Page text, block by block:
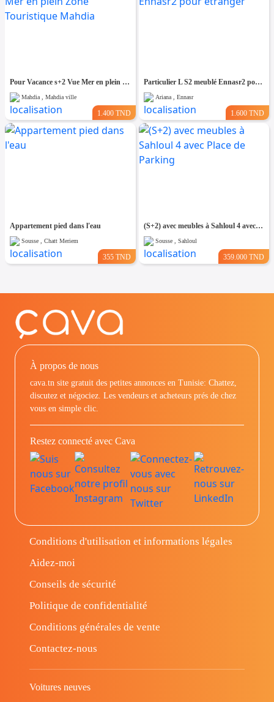
Pour Vacance s+2 Vue Mer en plein Zone Touristique Mahdia
Mahdia , Mahdia ville
1.400 TND
Particulier L S2 meublé Ennasr2 pour étranger
Ariana , Ennasr
1.600 TND
Appartement pied dans l'eau
Sousse , Chatt Meriem
355 TND
(S+2) avec meubles à Sahloul 4 avec Place de Parking
Sousse , Sahloul
359.000 TND
À propos de nous
cava.tn site gratuit des petites annonces en Tunisie: Chattez,
discutez et négociez. Les vendeurs et acheteurs prés de chez
vous en simple clic.
Restez connecté avec Cava
Conditions d'utilisation et informations légales
Aidez-moi
Conseils de sécurité
Politique de confidentialité
Conditions générales de vente
Contactez-nous
Voitures neuves